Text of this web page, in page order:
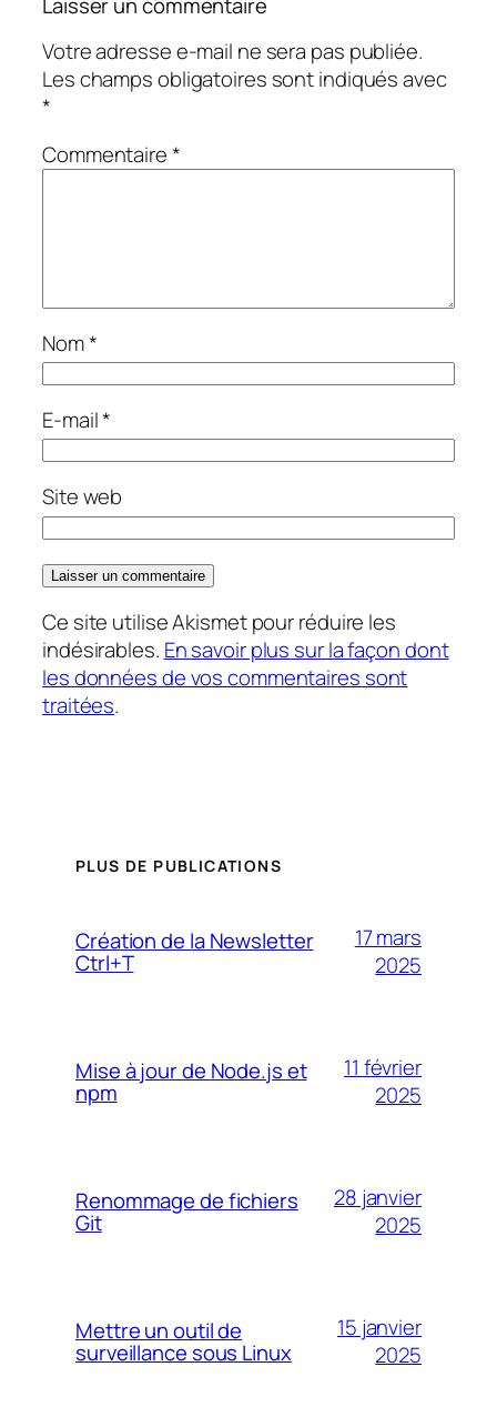
Votre adresse e-mail ne sera pas publiée.
Les champs obligatoires sont indiqués avec
*
Commentaire*
Nom*
E-mail*
Site web
Ce site utilise Akismet pour réduire les
indésirables. En savoir plus sur la façon dont
les données de vos commentaires sont
traitées.
PLUS DE PUBLICATIONS
Création de la Newsletter
Ctrl+T
17 mars
2025
Mise à jour de Node.js et
npm
11 février
2025
Renommage de fichiers
Git
28 janvier
2025
Mettre un outil de
surveillance sous Linux
15 janvier
2025